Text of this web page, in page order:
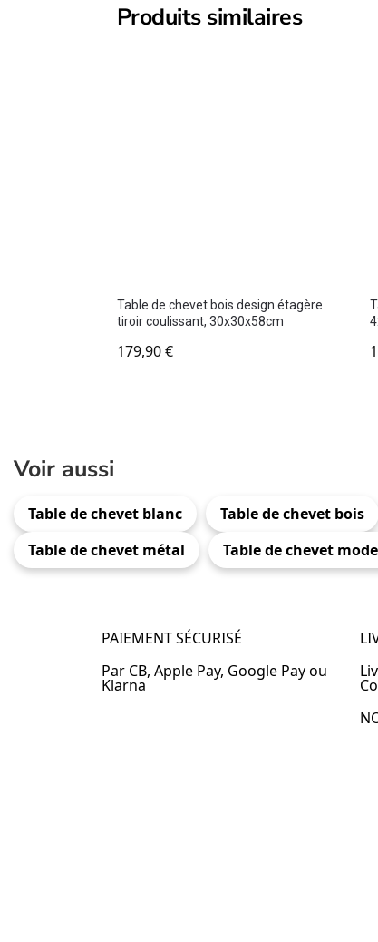
Produits similaires
Table de chevet bois design étagère
tiroir coulissant, 30x30x58cm
179,90€
Voir aussi
Table de chevet blanc Table de chevet bois
Table de chevet métal
Table de chevet
PAIEMENT SÉCURISÉ
Par CB, Apple Pay, Google Pay ou
Klarna